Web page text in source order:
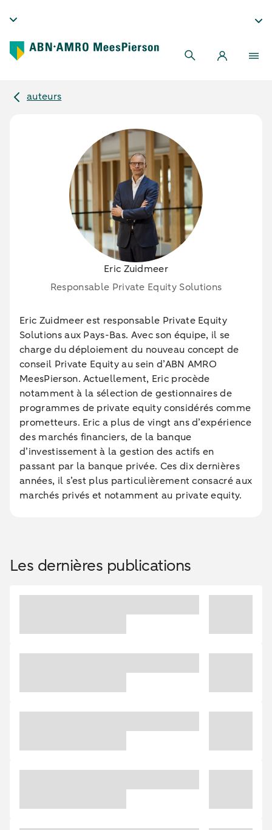
auteurs
Eric Zuidmeer
Responsable Private Equity Solutions
Eric Zuidmeer est responsable Private Equity
Solutions aux Pays-Bas. Avec son équipe, il se
charge du déploiement du nouveau concept de
conseil Private Equity au sein d’ABN AMRO
MeesPierson. Actuellement, Eric procède
notamment à la sélection de gestionnaires de
programmes de private equity considérés comme
prometteurs. Eric a plus de vingt ans d’expérience
des marchés financiers, de la banque
d’investissement à la gestion des actifs en
passant par la banque privée. Ces dix dernières
années, il s’est plus particulièrement consacré aux
marchés privés et notamment au private equity.
Les dernières publications